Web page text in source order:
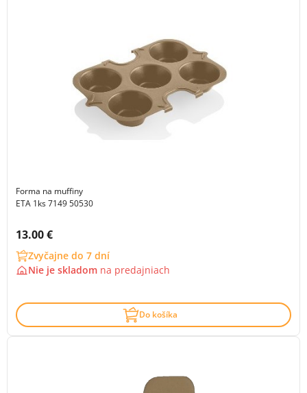
Forma na muffiny
ETA 1ks 7149 50530
Cena s DPH:
13.00 €
Zvyčajne do 7 dní
Nie je skladom na predajniach
Do košíka